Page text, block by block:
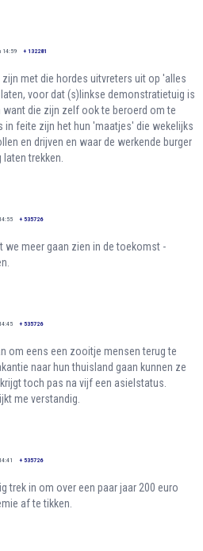
14:59 + 132281
met die hordes uitvreters uit op 'alles
voor dat (s)linkse demonstratietuig is
want die zijn zelf ook te beroerd om te
in feite zijn het hun 'maatjes' die wekelijks
en drijven en waar de werkende burger
trekken.
+ 535726
we meer gaan zien in de toekomst -
+ 535726
om eens een zooitje mensen terug te
naar hun thuisland gaan kunnen ze
toch pas na vijf een asielstatus.
me verstandig.
+ 535726
trek in om over een paar jaar 200 euro
af te tikken.